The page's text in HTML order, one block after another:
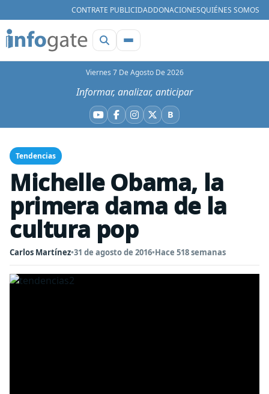
CONTRATE PUBLICIDADDONACIONESQUIÉNES SOMOS
Viernes 7 De Agosto De 2026
Informar, analizar, anticipar
YouTube
Facebook
Instagram
X BBluesky
Tendencias
Michelle Obama, la
primera dama de la
cultura pop
Carlos Martínez•31 de agosto de 2016•Hace 518 semanas